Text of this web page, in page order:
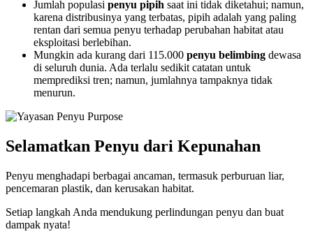
Jumlah populasi penyu pipih saat ini tidak diketahui; namun,
karena distribusinya yang terbatas, pipih adalah yang paling
rentan dari semua penyu terhadap perubahan habitat atau
eksploitasi berlebihan.
Mungkin ada kurang dari 115.000 penyu belimbing dewasa
di seluruh dunia. Ada terlalu sedikit catatan untuk
memprediksi tren; namun, jumlahnya tampaknya tidak
menurun.
Selamatkan Penyu dari Kepunahan
Penyu menghadapi berbagai ancaman, termasuk perburuan liar,
pencemaran plastik, dan kerusakan habitat.
Setiap langkah Anda mendukung perlindungan penyu dan buat
dampak nyata!